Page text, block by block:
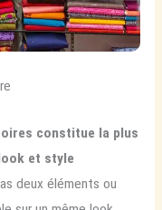
constitue la plus
et style
deux éléments ou